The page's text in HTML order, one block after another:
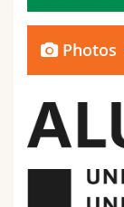
Photos